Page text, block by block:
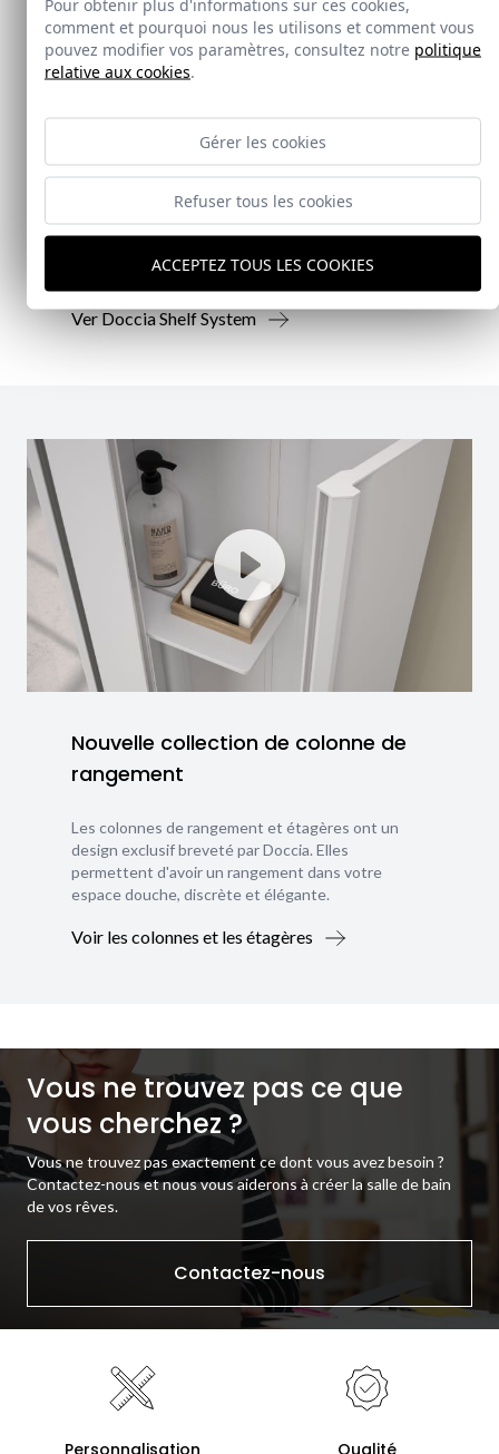
Doccia Shelf System
Doccia presenta un conjunto que combina
mampara de ducha y armario de cristal, pensado
visualmente coherente.
Ver Doccia Shelf System
Nouvelle collection de colonne de
rangement
Les colonnes de rangement et étagères ont un
design exclusif breveté par Doccia. Elles
permettent d'avoir un rangement dans votre
espace douche, discrète et élégante.
Voir les colonnes et les étagères
Vous ne trouvez pas ce que
vous cherchez ?
Vous ne trouvez pas exactement ce dont vous avez besoin ?
Contactez-nous et nous vous aiderons à créer la salle de bain
de vos rêves.
Contactez-nous
Pour obtenir plus d'informations sur ces cookies,
comment et pourquoi nous les utilisons et comment vous
pouvez modifier vos paramètres, consultez notre politique
relative aux cookies.
Gérer les cookies
Refuser tous les cookies
ACCEPTEZ TOUS LES COOKIES